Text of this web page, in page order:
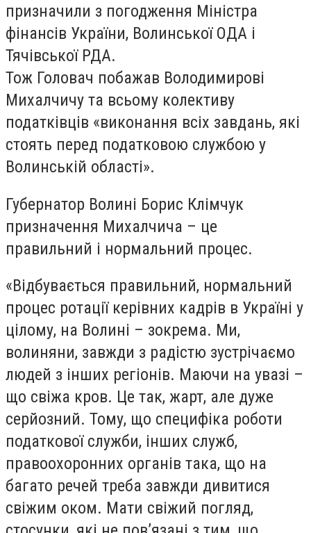
призначили з погодження Міністра
фінансів України, Волинської ОДА і
Тячівської РДА.
Тож Головач побажав Володимирові
Михалчичу та всьому колективу
податківців «виконання всіх завдань, які
стоять перед податковою службою у
Волинській області».
Губернатор Волині Борис Клімчук
призначення Михалчича – це
правильний і нормальний процес.
«Відбувається правильний, нормальний
процес ротації керівних кадрів в Україні у
цілому, на Волині – зокрема. Ми,
волиняни, завжди з радістю зустрічаємо
людей з інших регіонів. Маючи на увазі –
що свіжа кров. Це так, жарт, але дуже
серйозний. Тому, що специфіка роботи
податкової служби, інших служб,
правоохоронних органів така, що на
багато речей треба завжди дивитися
свіжим оком. Мати свіжий погляд,